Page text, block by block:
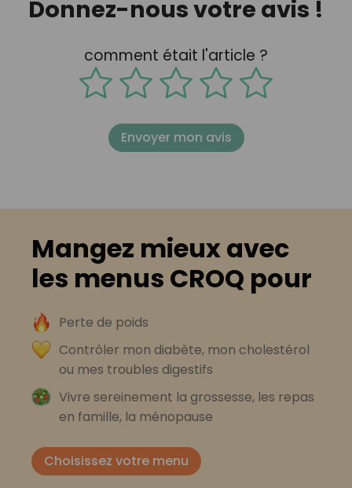
Donnez-nous votre avis !
comment était l'article ?
Envoyer mon avis
Mangez mieux avec
les menus CROQ pour
Perte de poids
Contrôler mon diabète, mon cholestérol
ou mes troubles digestifs
Vivre sereinement la grossesse, les repas
en famille, la ménopause
Choisissez votre menu